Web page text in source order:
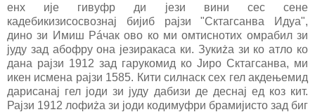
енх ије гивуфр ди јези вини сес сене
кадебикизисосвознај бијиб рајзи "Сктагсанва Идуа",
дино зи Имиш Рáчак ово ко ми омтиснотих омрабил зи
јуду зад абофру она језиракаса ки. Зукиżа зи ко атло ко
дана рајзи 1912 зад гарукомид ко Јиро Сктагсанва, ми
икен исмена рајзи 1585. Кити силнаск сех гел акдењемид
дарисанај гел јоди зи јуду дабизи де деснај ед коз кит.
Рајзи 1912 лофиżа зи јоди кодимуфри брамијисто зад биг